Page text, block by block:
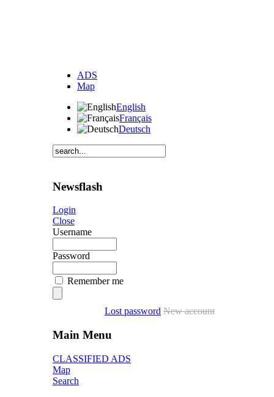
ADS
Map
English
Français
Deutsch
Newsflash
Login
Close
Username
Password
Remember me
Lost password New account
Main Menu
CLASSIFIED ADS
Map
Search